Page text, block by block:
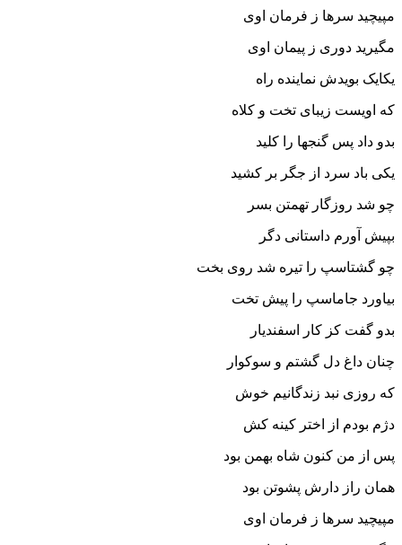
مپیچید سرها ز فرمان اوى
مگیرید دورى ز پیمان اوى‏
یکایک بویدش نماینده راه
که اویست زیباى تخت و کلاه‏
بدو داد پس گنجها را کلید
یکى باد سرد از جگر بر کشید
چو شد روزگار تهمتن بسر
بپیش آورم داستانى دگر
چو گشتاسپ را تیره شد روى بخت
بیاورد جاماسپ را پیش تخت‏
بدو گفت کز کار اسفندیار
چنان داغ دل گشتم و سوکوار
که روزى نبد زندگانیم خوش
دژم بودم از اختر کینه کش‏
پس از من کنون شاه بهمن بود
همان راز دارش پشوتن بود
مپیچید سرها ز فرمان اوى